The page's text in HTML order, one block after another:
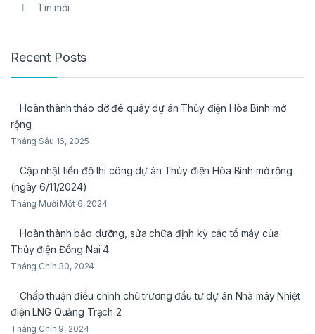
Tin mới
Recent Posts
Hoàn thành tháo dỡ đê quây dự án Thủy điện Hòa Bình mở
rộng
Tháng Sáu 16, 2025
Cập nhật tiến độ thi công dự án Thủy điện Hòa Bình mở rộng
(ngày 6/11/2024)
Tháng Mười Một 6, 2024
Hoàn thành bảo dưỡng, sửa chữa định kỳ các tổ máy của
Thủy điện Đồng Nai 4
Tháng Chín 30, 2024
Chấp thuận điều chỉnh chủ trương đầu tư dự án Nhà máy Nhiệt
điện LNG Quảng Trạch 2
Tháng Chín 9, 2024